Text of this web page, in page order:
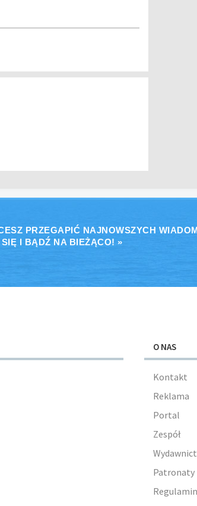
PRZEGAPIĆ NAJNOWSZYCH
I BĄDŹ NA BIEŻĄCO! »
O NAS
Kontakt
Reklama
Portal
Zespół
Patronaty
Regulamin